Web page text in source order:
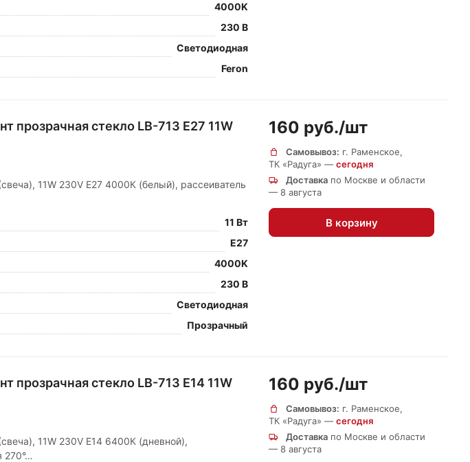
4000K
230 В
Светодиодная
Feron
прозрачная стекло LB-713 E27 11W
11W 230V E27 4000К (белый), рассеиватель
11 Вт
E27
4000K
230 В
Светодиодная
Прозрачный
160 руб./шт
Самовывоз: г. Раменское,
ТК «Радуга» — сегодня
Доставка по Москве и области
— 8 августа
В корзину
прозрачная стекло LB-713 E14 11W
11W 230V E14 6400К (дневной),
270°…
160 руб./шт
Самовывоз: г. Раменское,
ТК «Радуга» — сегодня
Доставка по Москве и области
— 8 августа